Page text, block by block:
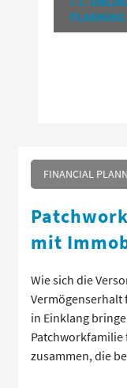
FINANCIAL
mit
Wie sich die
in Einklang
zusammen, die